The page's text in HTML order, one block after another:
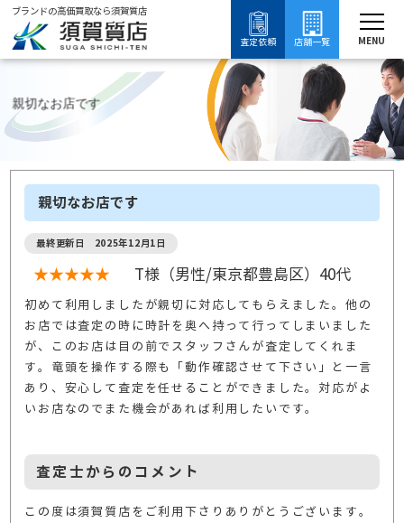
ブランドの高価買取なら須賀質店
査定依頼
店舗一覧 MENU
ブランド買取 腕時計買取 ゼニスの口コミ 親
親切なお店です
親切なお店です
最終更新日 2025年12月1日
★★★★★ T様（男性/東京都豊島区）40代
初めて利用しましたが親切に対応してもらえました。他の
お店では査定の時に時計を奥へ持って行ってしまいました
が、このお店は目の前でスタッフさんが査定してくれま
す。竜頭を操作する際も「動作確認させて下さい」と一言
あり、安心して査定を任せることができました。対応がよ
いお店なのでまた機会があれば利用したいです。
査定士からのコメント
この度は須賀質店をご利用下さりありがとうございます。